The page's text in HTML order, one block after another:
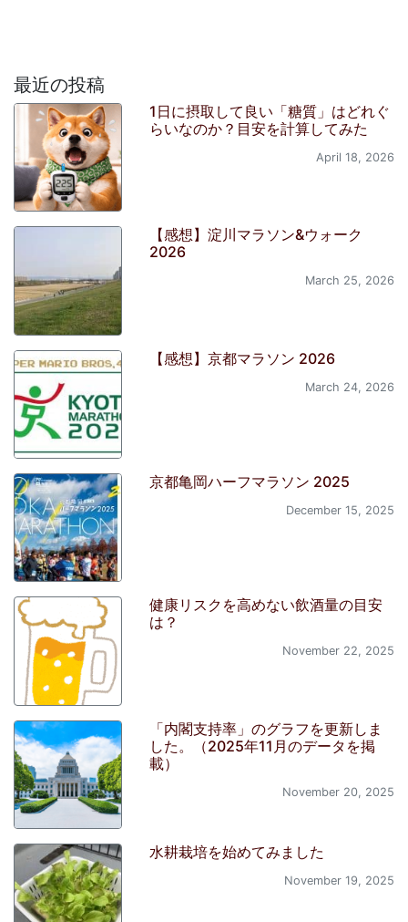
最近の投稿
1日に摂取して良い「糖質」はどれぐ
らいなのか？目安を計算してみた
April 18, 2026
【感想】淀川マラソン&ウォーク
2026
March 25, 2026
【感想】京都マラソン 2026
March 24, 2026
京都亀岡ハーフマラソン 2025
December 15, 2025
健康リスクを高めない飲酒量の目安
は？
November 22, 2025
「内閣支持率」のグラフを更新しま
した。（2025年11月のデータを掲
載）
November 20, 2025
水耕栽培を始めてみました
November 19, 2025